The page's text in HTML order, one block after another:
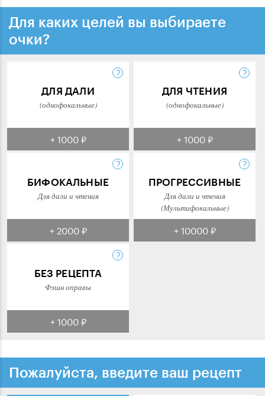
Для каких целей вы выбираете
очки?
ДЛЯ ДАЛИ
(однофокальные)
+ 1000 ₽
ДЛЯ ЧТЕНИЯ
(однофокальные)
+ 1000 ₽
БИФОКАЛЬНЫЕ
Для дали и чтения
+ 2000 ₽
ПРОГРЕССИВНЫЕ
Для дали и чтения
(Мультифокальные)
+ 10000 ₽
БЕЗ РЕЦЕПТА
Фэшн оправы
+ 1000 ₽
Пожалуйста, введите ваш рецепт